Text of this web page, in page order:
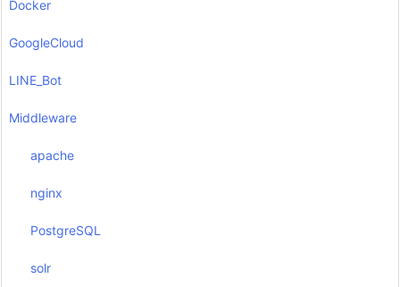
Docker
GoogleCloud
LINE_Bot
Middleware
apache
nginx
PostgreSQL
solr